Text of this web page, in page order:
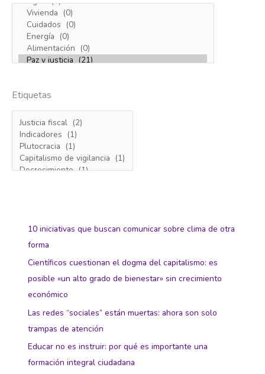
infancia
Etiquetas
10 iniciativas que buscan comunicar sobre clima de otra
forma
Científicos cuestionan el dogma del capitalismo: es
posible «un alto grado de bienestar» sin crecimiento
económico
Las redes “sociales” están muertas: ahora son solo
trampas de atención
Educar no es instruir: por qué es importante una
formación integral ciudadana